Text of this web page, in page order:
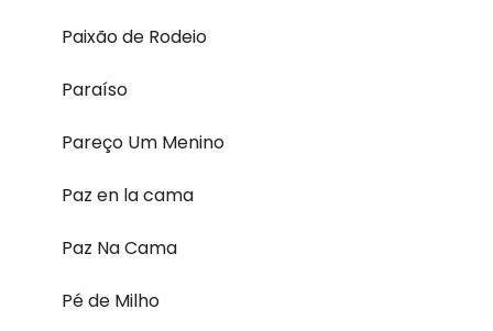
Paixão de Rodeio
Paraíso
Pareço Um Menino
Paz en la cama
Paz Na Cama
Pé de Milho